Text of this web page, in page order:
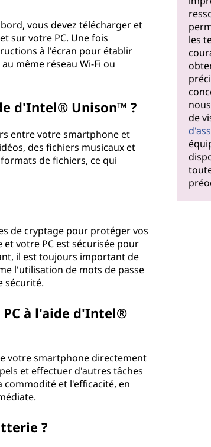
vous devez télécharger et
sur votre PC. Une fois
à l'écran pour établir
même réseau Wi-Fi ou
d'Intel® Unison™ ?
entre votre smartphone et
des fichiers musicaux et
de fichiers, ce qui
de cryptage pour protéger vos
votre PC est sécurisée pour
il est toujours important de
l'utilisation de mots de passe
sécurité.
à l'aide d'Intel®
votre smartphone directement
et effectuer d'autres tâches
et l'efficacité, en
?
les
de